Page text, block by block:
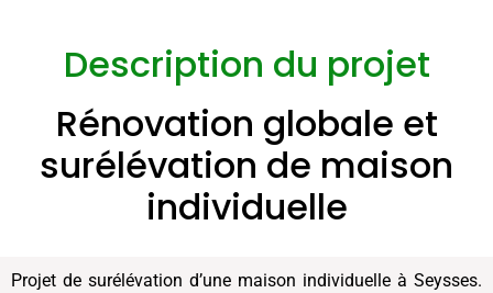
Description du projet
Rénovation globale et
surélévation de maison
individuelle
Projet de surélévation d’une maison individuelle à Seysses.